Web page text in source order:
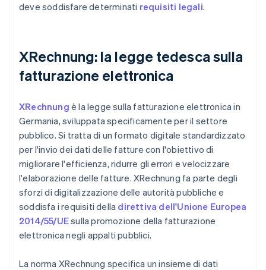
deve soddisfare determinati requisiti legali.
XRechnung: la legge tedesca sulla
fatturazione elettronica
XRechnung è la legge sulla fatturazione elettronica in
Germania, sviluppata specificamente per il settore
pubblico. Si tratta di un formato digitale standardizzato
per l'invio dei dati delle fatture con l'obiettivo di
migliorare l'efficienza, ridurre gli errori e velocizzare
l'elaborazione delle fatture. XRechnung fa parte degli
sforzi di digitalizzazione delle autorità pubbliche e
soddisfa i requisiti della direttiva dell'Unione Europea
2014/55/UEsulla promozione della fatturazione
elettronica negli appalti pubblici.
La norma XRechnung specifica un insieme di dati